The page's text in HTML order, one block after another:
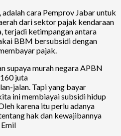
cara Pemprov Jabar untuk
dari sektor pajak kendaraan
terjadi ketimpangan antara
BBM bersubsidi dengan
pajak.
supaya murah negara APBN
juta
jalan. Tapi yang bayar
ini membiayai subsidi hidup
karena itu perlu adanya
hak dan kewajibannya